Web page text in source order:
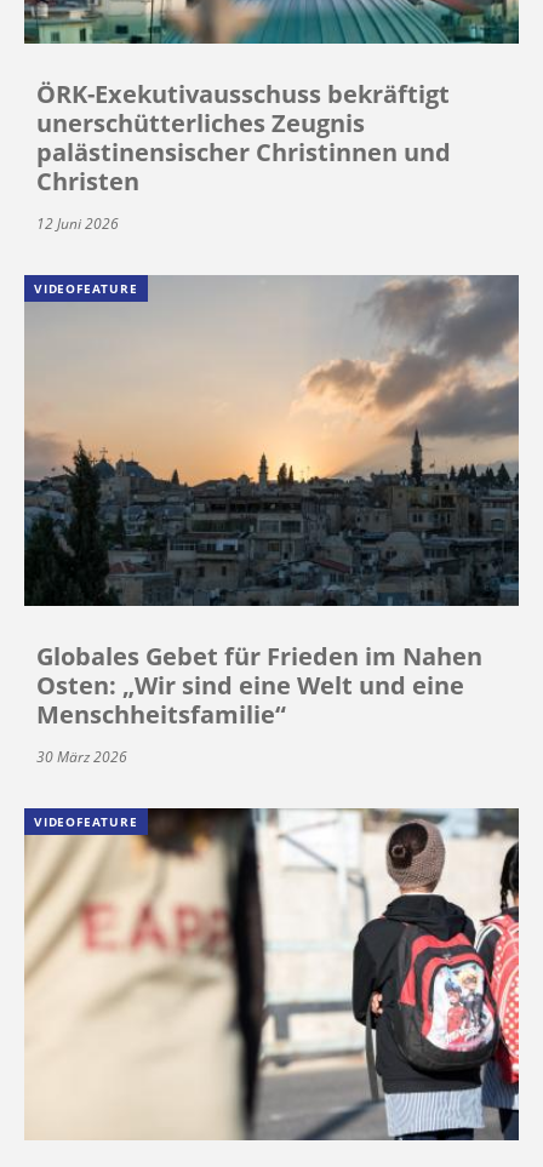
ÖRK-Exekutivausschuss bekräftigt
unerschütterliches Zeugnis
palästinensischer Christinnen und
Christen
12 Juni 2026
VIDEOFEATURE
Globales Gebet für Frieden im Nahen
Osten: „Wir sind eine Welt und eine
Menschheitsfamilie“
30 März 2026
VIDEOFEATURE